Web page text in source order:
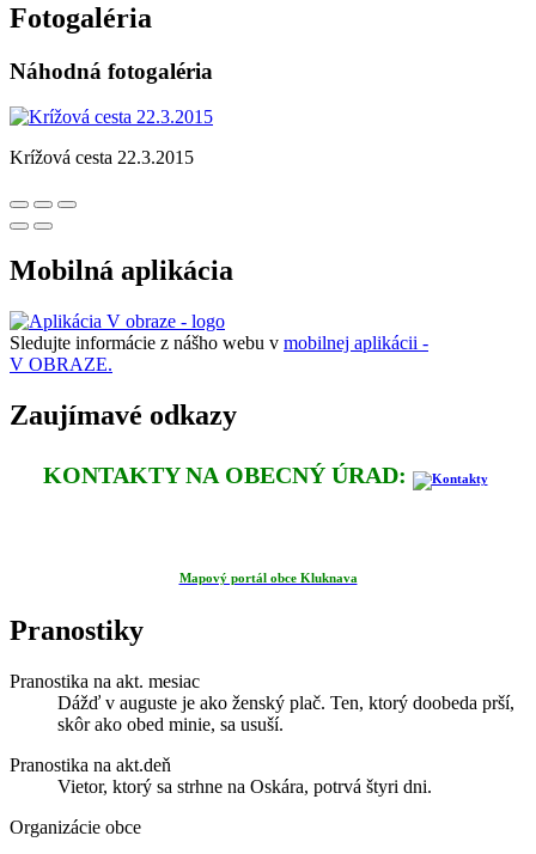
Fotogaléria
Náhodná fotogaléria
Krížová cesta 22.3.2015
Mobilná aplikácia
Sledujte informácie z nášho webu v mobilnej aplikácii -
V OBRAZE.
Zaujímavé odkazy
KONTAKTY NA OBECNÝ ÚRAD:
Mapový portál obce Kluknava
Pranostiky
Pranostika na akt. mesiac
Dážď v auguste je ako ženský plač. Ten, ktorý doobeda prší,
skôr ako obed minie, sa usuší.
Pranostika na akt.deň
Vietor, ktorý sa strhne na Oskára, potrvá štyri dni.
Organizácie obce